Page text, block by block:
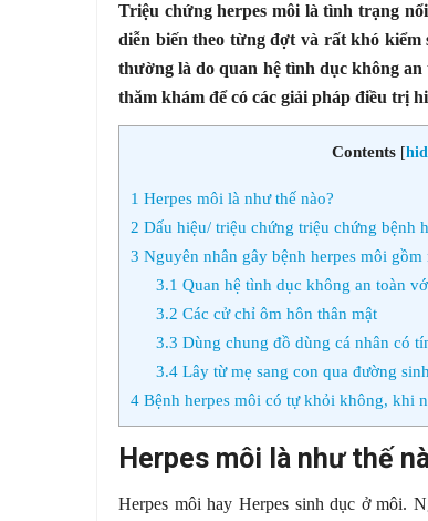
Triệu chứng herpes môi là tình trạng
diễn biến theo từng đợt và rất khó kiểm
thường là do quan hệ tình dục không
thăm khám để có các giải pháp điều trị
Contents [
1 Herpes môi là như thế nào?
2 Dấu hiệu/ triệu chứng triệu chứng bệnh
3 Nguyên nhân gây bệnh herpes môi gồm
3.1 Quan hệ tình dục không an toàn
3.2 Các cử chỉ ôm hôn thân mật
3.3 Dùng chung đồ dùng cá nhân có
3.4Lây từ mẹ sang con qua đường
4 Bệnh herpes môi có tự khỏi không, khi
Herpes môi là như thế
Herpes môi hay Herpes sinh dục ở môi.